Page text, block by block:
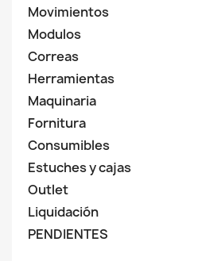
Movimientos
Modulos
Correas
Herramientas
Maquinaria
Fornitura
Consumibles
Estuches y cajas
Outlet
Liquidación
PENDIENTES